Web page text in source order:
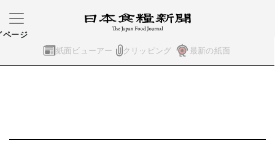
紙面ビューアー クリッピング 最新の紙面
ページ